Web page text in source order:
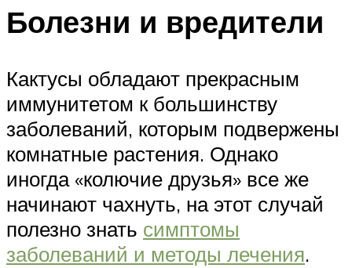
Болезни и вредители
Кактусы обладают прекрасным
иммунитетом к большинству
заболеваний, которым подвержены
комнатные растения. Однако
иногда «колючие друзья» все же
начинают чахнуть, на этот случай
полезно знать симптомы
заболеваний и методы лечения.